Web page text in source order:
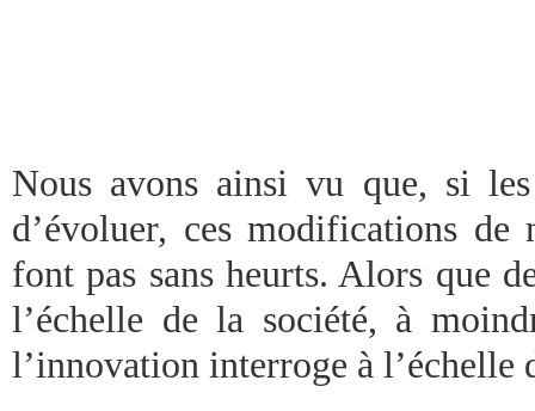
Nous avons ainsi vu que, si
d’évoluer, ces modifications de
font pas sans heurts. Alors que
l’échelle de la société, à
l’innovation interroge à